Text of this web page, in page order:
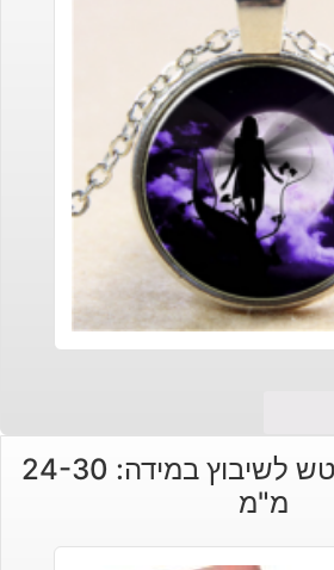
לברדורייט מלוטש לשיבוץ במידה: 24-30
מ"מ